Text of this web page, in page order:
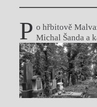
P o hřbitově
Michal Šanda a